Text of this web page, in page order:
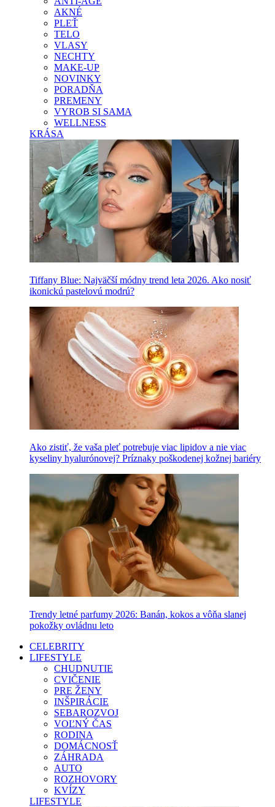
AKNÉ
PLEŤ
TELO
VLASY
NECHTY
MAKE-UP
NOVINKY
PORADŇA
PREMENY
VYROB SI SAMA
WELLNESS
KRÁSA
Tiffany Blue: Najväčší módny trend leta 2026. Ako nosiť
ikonickú pastelovú modrú?
Ako zistiť, že vaša pleť potrebuje viac lipidov a nie viac
kyseliny hyalurónovej? Príznaky poškodenej kožnej bariéry
Trendy letné parfumy 2026: Banán, kokos a vôňa slanej
pokožky ovládnu leto
CELEBRITY
LIFESTYLE
CHUDNUTIE
CVIČENIE
PRE ŽENY
INŠPIRÁCIE
SEBAROZVOJ
VOĽNÝ ČAS
RODINA
DOMÁCNOSŤ
ZÁHRADA
AUTO
ROZHOVORY
KVÍZY
LIFESTYLE